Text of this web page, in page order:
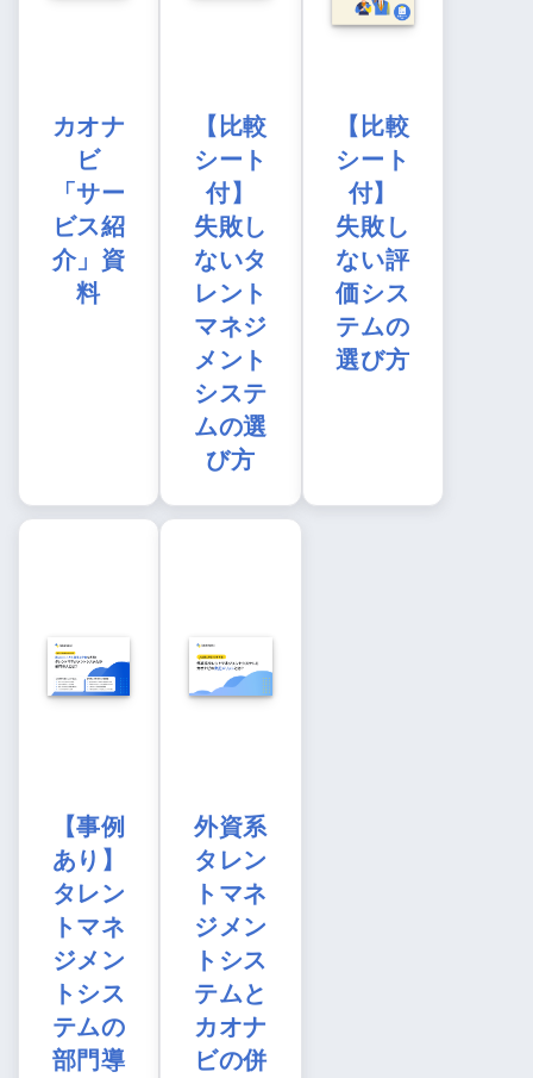
カオナ
ビ
「サー
ビス紹
介」資
料
【比較
シート
付】
失敗し
ないタ
レント
マネジ
メント
システ
ムの選
び方
【比較
シート
付】
失敗し
ない評
価シス
テムの
選び方
【事例
あり】
タレン
トマネ
ジメン
トシス
テムの
部門導
外資系
タレン
トマネ
ジメン
トシス
テムと
カオナ
ビの併